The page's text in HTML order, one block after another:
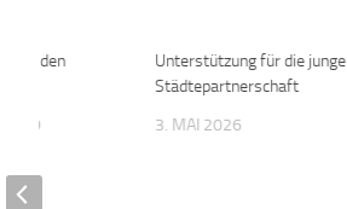
Unterstützung für die junge
Städtepartnerschaft
3. MAI 2026
in den
2019